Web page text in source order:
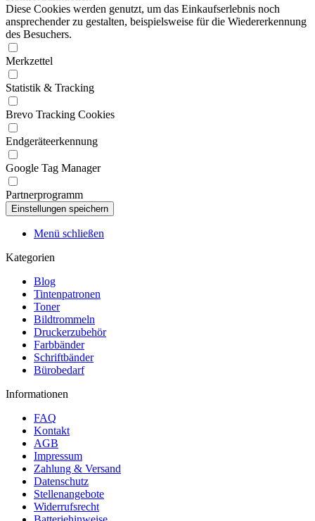
Diese Cookies werden genutzt, um das Einkaufserlebnis noch
ansprechender zu gestalten, beispielsweise für die Wiedererkennung
des Besuchers.
Merkzettel
Statistik & Tracking
Brevo Tracking Cookies
Endgeräteerkennung
Google Tag Manager
Partnerprogramm
Menü schließen
Kategorien
Blog
Tintenpatronen
Toner
Bildtrommeln
Druckerzubehör
Farbbänder
Schriftbänder
Bürobedarf
Informationen
FAQ
Kontakt
AGB
Impressum
Zahlung & Versand
Datenschutz
Stellenangebote
Widerrufsrecht